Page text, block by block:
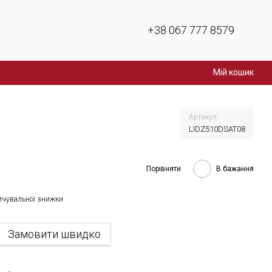
+38 067 777 8579
Мій кошик
Артикул
LIDZ510DSAT08
Порівняти В бажання
знижки
Замовити швидко